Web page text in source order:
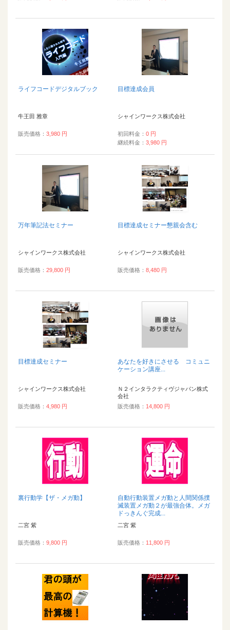
ライフコードデジタルブック
牛王田 雅章
販売価格： 3,980 円
目標達成会員
シャインワークス株式会社
初回料金： 0 円
継続料金： 3,980 円
万年筆記法セミナー
シャインワークス株式会社
販売価格： 29,800 円
目標達成セミナー懇親会含む
シャインワークス株式会社
販売価格： 8,480 円
目標達成セミナー
シャインワークス株式会社
販売価格： 4,980 円
あなたを好きにさせる コミュニ
ケーション講座...
Ｎ２インタラクティヴジャパン株式
会社
販売価格： 14,800 円
裏行動学【ザ・メガ動】
二宮 紫
販売価格： 9,800 円
自動行動装置メガ動と人間関係撲
滅装置メガ動２が最強合体。メガ
ドっきんぐ完成...
二宮 紫
販売価格： 11,800 円